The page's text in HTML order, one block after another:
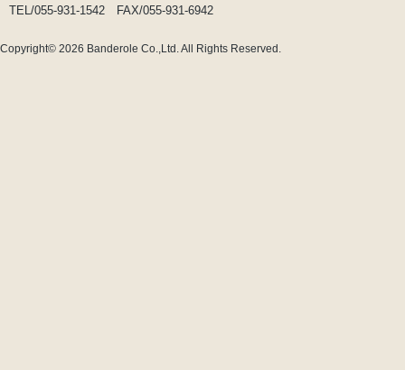
TEL/055-931-1542 FAX/055-931-6942
Copyright© 2026 Banderole Co.,Ltd.All Rights Reserved.